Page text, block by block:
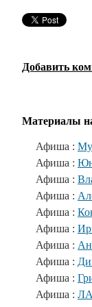
Добавить
Материалы
Афиша :
Афиша :
Афиша :
Афиша :
Афиша :
Афиша :
Афиша :
Афиша :
Афиша :
Афиша :